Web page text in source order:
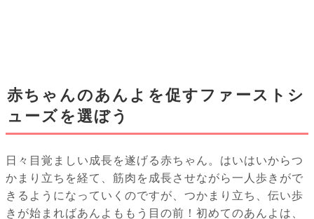
赤ちゃんのあんよを促すファーストシ
ューズを選ぼう
日々目覚ましい成長を遂げる赤ちゃん。はいはいからつ
かまり立ちを経て、筋肉を成長させながら一人歩きがで
きるようになっていくのですが、つかまり立ち、伝い歩
きが始まればあんよももう目の前！初めてのあんよは、